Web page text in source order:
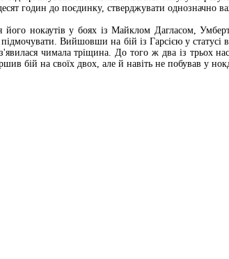
годин до поєдинку, стверджувати однозначно
його нокаутів у боях із Майклом Дагласом,
Вийшовши на бій із Гарсією у статусі
чимала тріщина. До того ж два із трьох
бій на своїх двох, але й навіть не побував у